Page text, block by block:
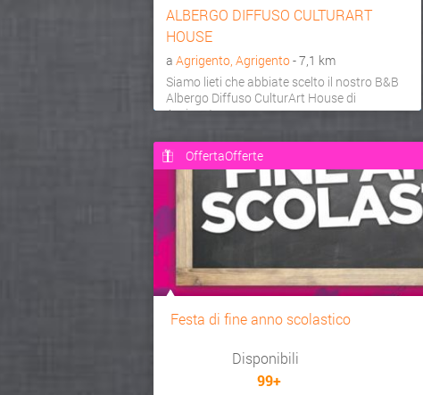
ALBERGO DIFFUSO CULTURART
HOUSE
a Agrigento, Agrigento- 7,1 km
Siamo lieti che abbiate scelto il nostro B&B
Albergo Diffuso CulturArt House di
Agrigento per passar...
OffertaOfferte
Festa di fine anno scolastico
Disponibili
99+